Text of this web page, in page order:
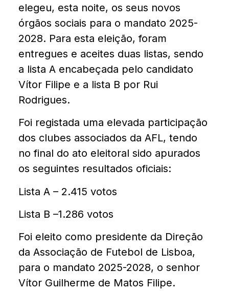
elegeu, esta noite, os seus novos
órgãos sociais para o mandato 2025-
2028. Para esta eleição, foram
entregues e aceites duas listas, sendo
a lista A encabeçada pelo candidato
Vítor Filipe e a lista B por Rui
Rodrigues.
Foi registada uma elevada participação
dos clubes associados da AFL, tendo
no final do ato eleitoral sido apurados
os seguintes resultados oficiais:
Lista A – 2.415 votos
Lista B –1.286 votos
Foi eleito como presidente da Direção
da Associação de Futebol de Lisboa,
para o mandato 2025-2028, o senhor
Vítor Guilherme de Matos Filipe.